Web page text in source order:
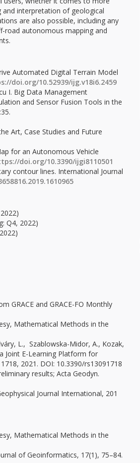
interpretation of geological
are also possible, including any
autonomous mapping and
Automated Digital Terrain Model
doi.org/10.52939/ijg.v18i6.2459
I. Big Data Management
and Sensor Fusion Tools in the
Art, Case Studies and Future
for an Autonomous Vehicle
doi.org/10.3390/ijgi8110501
contour lines. International Journal
Q4, 2022)
GRACE and GRACE-FO Monthly
Mathematical Methods in the
L., Szablowska-Midor, A., Kozak,
Joint E-Learning Platform for
2021. DOI: 10.3390/rs13091718
results; Acta Geodyn.
Journal International, 201
Mathematical Methods in the
of Geoinformatics, 17(1), 75–84.